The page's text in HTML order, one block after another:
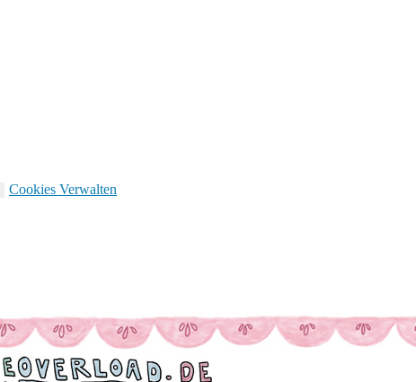
Cookies Verwalten